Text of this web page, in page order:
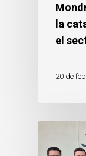
la
el
20 de